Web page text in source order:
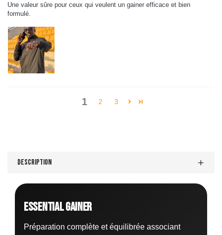
Une valeur sûre pour ceux qui veulent un gainer efficace et bien
formulé.
1 2 3
Description
ESSENTIAL GAINER
Préparation complète et équilibrée associant